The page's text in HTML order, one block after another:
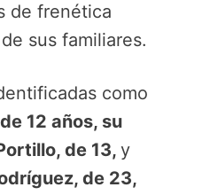
de frenética
sus familiares.
como
12 años, su
de 13, y
de 23,